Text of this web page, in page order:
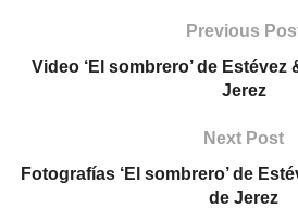
Previous
Video ‘El sombrero’ de
Jerez
Next Post
Fotografías ‘El sombrero’ de
de Jerez